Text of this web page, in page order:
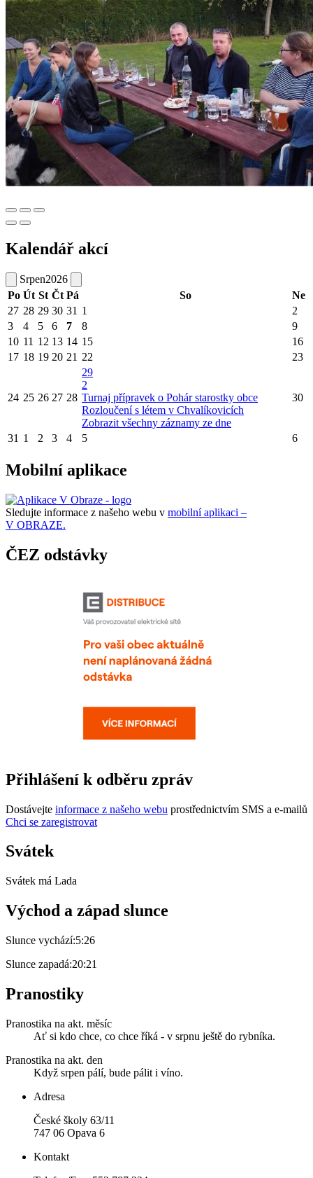
Kalendář akcí
Srpen2026
Po Út St Čt Pá So
Ne
27 28 29 30 31 1
2
3
4 5 6 7 8
9
10 11 12 13 14 15
16
17 18 19 20 21 22 23
24 25 26 27 28
29
2
Turnaj přípravek o Pohár starostky obce
Rozloučení s létem v Chvalíkovicích
Zobrazit všechny záznamy ze dne
30
31 1 2 3 4 5 6
Mobilní aplikace
Sledujte informace z našeho webu v mobilní aplikaci –
V OBRAZE.
ČEZ odstávky
Přihlášení k odběru zpráv
Dostávejte informace z našeho webu prostřednictvím SMS a e-mailů
Chci se zaregistrovat
Svátek
Svátek má Lada
Východ a západ slunce
Slunce vychází:5:26
Slunce zapadá:20:21
Pranostiky
Pranostika na akt. měsíc
Ať si kdo chce, co chce říká - v srpnu ještě do rybníka.
Pranostika na akt. den
Když srpen pálí, bude pálit i víno.
Adresa
České školy 63/11
747 06 Opava 6
Kontakt